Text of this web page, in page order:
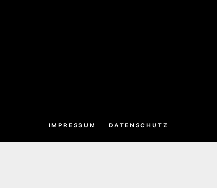
IMPRESSUM DATENSCHUTZ